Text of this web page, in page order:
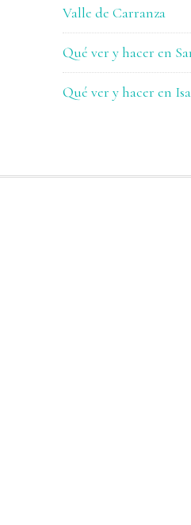
Valle de Carranza
Qué ver y hacer en
Qué ver y hacer en